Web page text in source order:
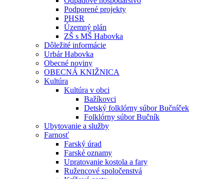
Podporené projekty
PHSR
Územný plán
ZŠ s MŠ Habovka
Dôležité informácie
Urbár Habovka
Obecné noviny
OBECNÁ KNIŽNICA
Kultúra
Kultúra v obci
Bažíkovci
Detský folklórny súbor Bučníček
Folklórny súbor Bučník
Ubytovanie a služby
Farnosť
Farský úrad
Farské oznamy
Upratovanie kostola a fary
Ružencové spoločenstvá